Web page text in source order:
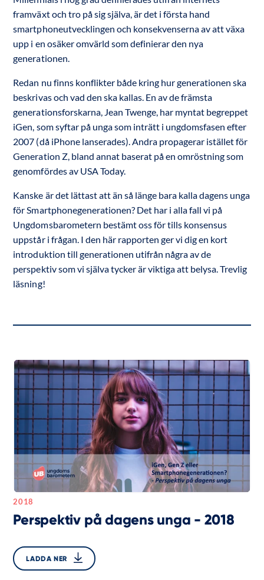
framväxt och tro på sig själva, är det i första hand
smartphoneutvecklingen och konsekvenserna av att växa
upp i en osäker omvärld som definierar den nya
generationen.
Redan nu finns konflikter både kring hur generationen ska
beskrivas och vad den ska kallas. En av de främsta
generationsforskarna, Jean Twenge, har myntat begreppet
iGen, som syftar på unga som inträtt i ungdomsfasen efter
2007 (då iPhone lanserades). Andra propagerar istället för
Generation Z, bland annat baserat på en omröstning som
genomfördes av USA Today.
Kanske är det lättast att än så länge bara kalla dagens unga
för Smartphonegenerationen? Det har i alla fall vi på
Ungdomsbarometern bestämt oss för tills konsensus
uppstår i frågan. I den här rapporten ger vi dig en kort
introduktion till generationen utifrån några av de
perspektiv som vi själva tycker är viktiga att belysa. Trevlig
läsning!
2018
Perspektiv på dagens unga - 2018
LADDA NER